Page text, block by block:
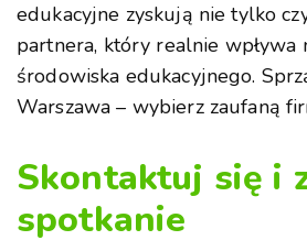
edukacyjne zyskują nie tylko
partnera, który realnie wpływa
środowiska edukacyjnego.
Warszawa – wybierz zaufaną
Skontaktuj się i
spotkanie